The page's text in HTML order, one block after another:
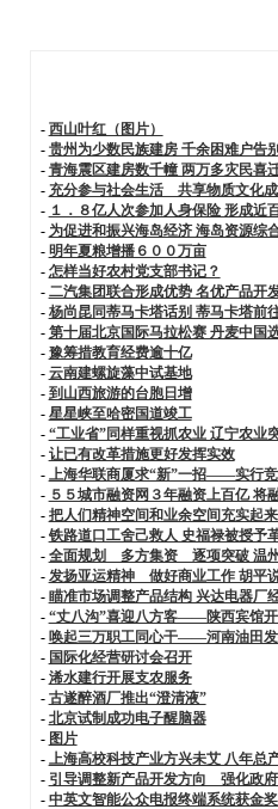
- 西山叶红（图片）
- 贵州为少数民族建房 千余困难户告
- 青海震区建房数千幢 两万多灾民喜
- 充分参与社会生活 共享物质文化
- １．８亿人次参加人身保险 形成近
- 为促进和振兴海岛经济 海岛资源综
- 明年夏粮增播６００万亩
- 怎样当好农村党支部书记？
- 二汽集团联合形成优势 名优产品开
- 杨尚昆同蒂马卡塔话别 蒂马卡塔前
- 第十届北京国际马拉松赛 丹麦中国
- 豫筹措教育经费逾十亿
- 云南建螺旋藻中试基地
- 到山西旅游的台胞日增
- 星星峡至哈密国道竣工
- “工业省”同样重视抓农业 辽宁农业
- 让已有改革措施更好发挥实效
- 上海华联商厦求“新”一招——实行竞
- ５５城市融资网３年融资上百亿 将
- 把人们精神空间和业余空间充实起
- 铁路道口工舍己救人 史福禄被授予
- 全面规划 多方集资 逐项突破 温
- 发扬亚运精神 做好商业工作 胡平
- 瞄准市场调整产品结构 兴达电器厂
- “丈八沟”喜迎八方客——陕西宾馆
- 唤起三万职工同心干——河南油田
- 国际化经营研讨会召开
- 浠水建行开展支农服务
- 古遂醉酒厂推出“澄清液”
- 北京试制成功电子醒脑器
- 图片
- 上海高校科技产业方兴未艾 八年总
- 引导调整新产品开发方向 强化政
- 中英文智能公众电报终端系统获金